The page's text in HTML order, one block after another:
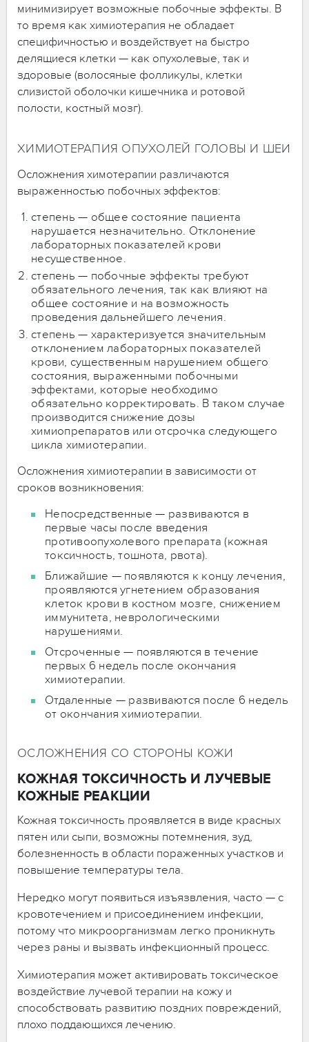
минимизирует возможные побочные эффекты. В
то время как химиотерапия не обладает
специфичностью и воздействует на быстро
делящиеся клетки — как опухолевые, так и
здоровые (волосяные фолликулы, клетки
слизистой оболочки кишечника и ротовой
полости, костный мозг).
ХИМИОТЕРАПИЯ ОПУХОЛЕЙ ГОЛОВЫ И ШЕИ
Осложнения химотерапии различаются
выраженностью побочных эффектов:
степень — общее состояние пациента
нарушается незначительно. Отклонение
лабораторных показателей крови
несущественное.
степень — побочные эффекты требуют
обязательного лечения, так как влияют на
общее состояние и на возможность
проведения дальнейшего лечения.
степень — характеризуется значительным
отклонением лабораторных показателей
крови, существенным нарушением общего
состояния, выраженными побочными
эффектами, которые необходимо
обязательно корректировать. В таком случае
производится снижение дозы
химиопрепаратов или отсрочка следующего
цикла химиотерапии.
Осложнения химиотерапии в зависимости от
сроков возникновения:
Непосредственные — развиваются в
первые часы после введения
противоопухолевого препарата (кожная
токсичность, тошнота, рвота).
Ближайшие — появляются к концу лечения,
проявляются угнетением образования
клеток крови в костном мозге, снижением
иммунитета, неврологическими
нарушениями.
Отсроченные — появляются в течение
первых 6 недель после окончания
химиотерапии.
Отдаленные — развиваются после 6 недель
от окончания химиотерапии.
ОСЛОЖНЕНИЯ СО СТОРОНЫ КОЖИ
КОЖНАЯ ТОКСИЧНОСТЬ И ЛУЧЕВЫЕ
КОЖНЫЕ РЕАКЦИИ
Кожная токсичность проявляется в виде красных
пятен или сыпи, возможны потемнения, зуд,
болезненность в области пораженных участков и
повышение температуры тела.
Нередко могут появиться изъязвления, часто — с
кровотечением и присоединением инфекции,
потому что микроорганизмам легко проникнуть
через раны и вызвать инфекционный процесс.
Химиотерапия может активировать токсическое
воздействие лучевой терапии на кожу и
способствовать развитию поздних повреждений,
плохо поддающихся лечению.